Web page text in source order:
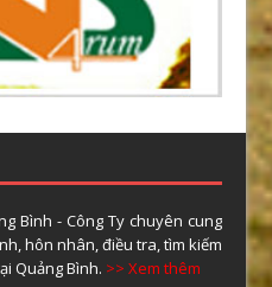
Bình - Công Ty chuyên cung
hôn nhân, điều tra, tìm kiếm
Quảng Bình. >> Xem thêm